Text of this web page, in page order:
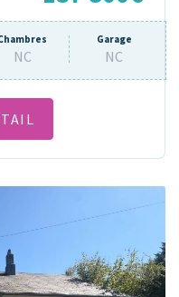
NC
Garage
NC